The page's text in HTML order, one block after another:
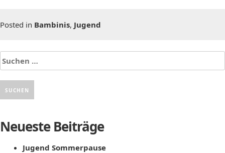
Posted in Bambinis, Jugend
Suchen
nach:
Neueste Beiträge
Jugend Sommerpause